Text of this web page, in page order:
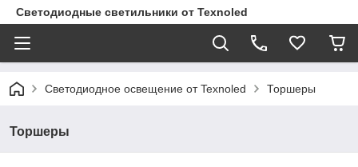
Светодиодные светильники от Texnoled
Светодиодное освещение от Texnoled Торшеры
Торшеры